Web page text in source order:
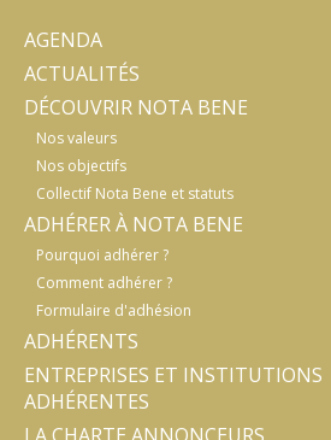
AGENDA
ACTUALITÉS
DÉCOUVRIR NOTA BENE
Nos valeurs
Nos objectifs
Collectif Nota Bene et statuts
ADHÉRER À NOTA BENE
Pourquoi adhérer ?
Comment adhérer ?
Formulaire d'adhésion
ADHÉRENTS
ENTREPRISES ET INSTITUTIONS
ADHÉRENTES